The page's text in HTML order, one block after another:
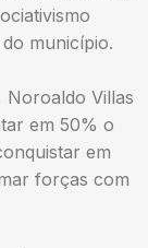
município.
Noroaldo Villas
em 50% o
em
forças com